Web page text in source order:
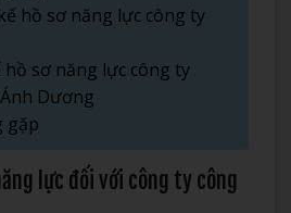
hồ sơ năng lực công ty
hồ sơ năng lực công ty
Dương
gặp
lực đối với công ty công